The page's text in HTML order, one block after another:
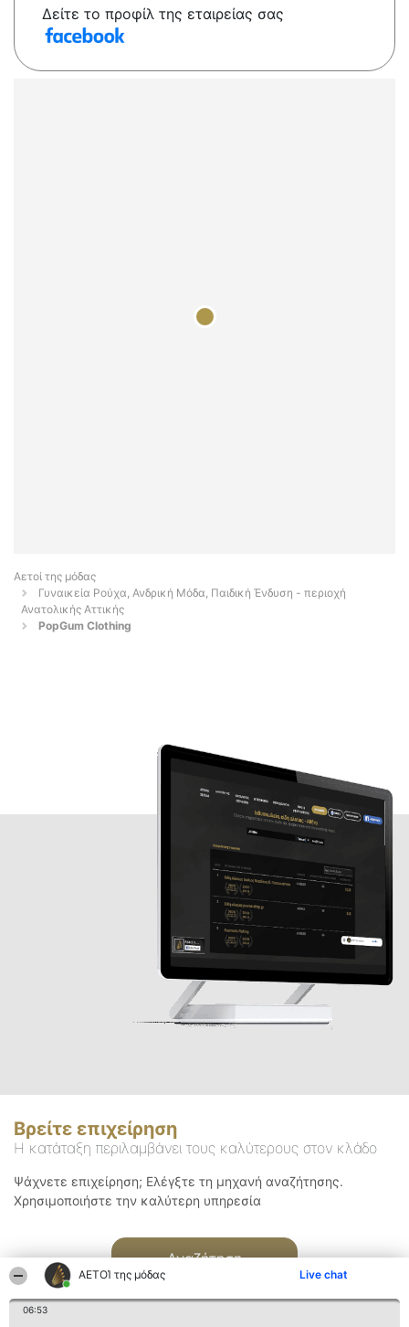
ΑΕΤΟΊ της μόδας Live chat
06:53
Δείτε το προφίλ της εταιρείας σας
Αετοί της μόδας
Γυναικεία Ρούχα, Ανδρική Μόδα, Παιδική Ένδυση - περιοχή
Ανατολικής Αττικής
PopGum Clothing
Βρείτε επιχείρηση
Η κατάταξη περιλαμβάνει τους καλύτερους στον κλάδο
Ψάχνετε επιχείρηση; Ελέγξτε τη μηχανή αναζήτησης.
Χρησιμοποιήστε την καλύτερη υπηρεσία
Αναζήτηση